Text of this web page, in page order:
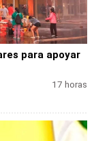
para apoyar
17 horas